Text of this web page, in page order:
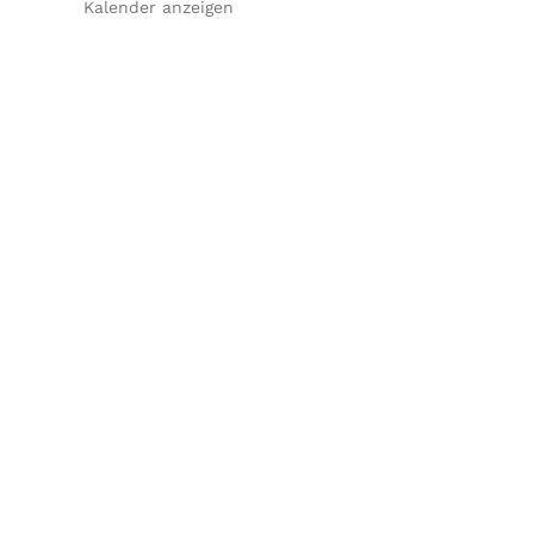
Kalender anzeigen